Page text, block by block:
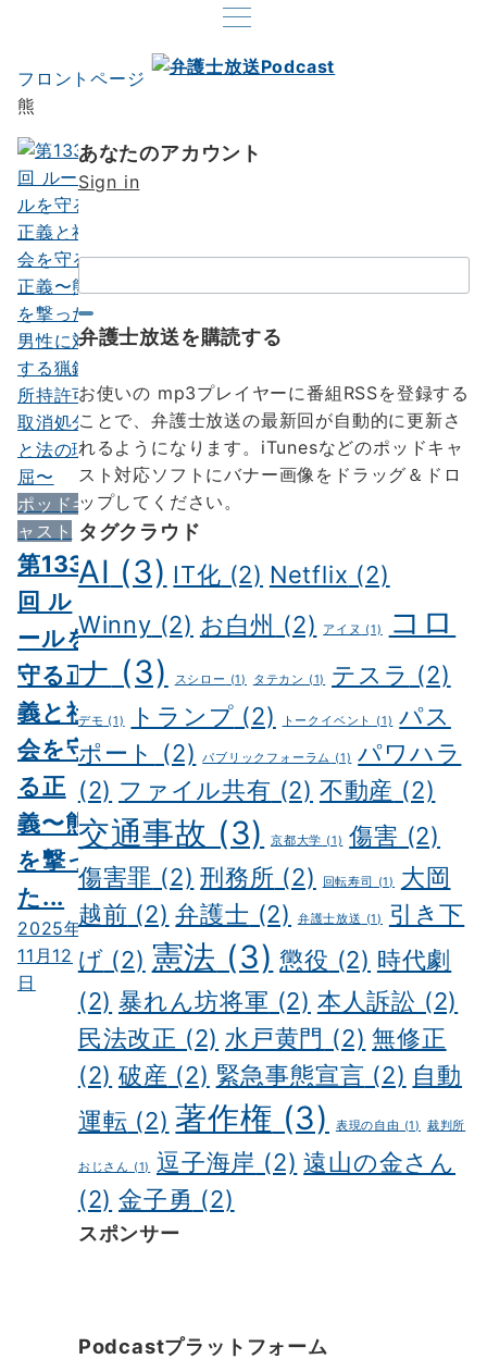
フロントページ
熊
ポッドキ
ャスト
第133
回 ル
ールを
守る正
義と社
会を守
る正
義〜熊
を撃っ
た...
2025年
11月12
日
あなたのアカウント
Sign in
検
索：
弁護士放送を購読する
お使いの mp3プレイヤーに番組RSSを登録する
ことで、弁護士放送の最新回が自動的に更新さ
れるようになります。iTunesなどのポッドキャ
スト対応ソフトにバナー画像をドラッグ＆ドロ
ップしてください。
タグクラウド
AI (3) IT化 (2) Netflix (2)
Winny (2) お白州 (2) アイヌ (1)
コロ
ナ (3) スシロー (1) タテカン (1) テスラ (2)
デモ (1) トランプ (2) トークイベント (1) パス
ポート
(2) パブリックフォーラム (1) パワハラ
(2) ファイル共有 (2) 不動産 (2)
交通事故 (3) 京都大学 (1) 傷害 (2)
傷害罪 (2) 刑務所 (2) 回転寿司 (1)
大岡
越前 (2) 弁護士 (2) 弁護士放送 (1)
引き下
げ (2) 憲法 (3) 懲役 (2) 時代劇
(2) 暴れん坊将軍 (2) 本人訴訟 (2)
民法改正 (2) 水戸黄門 (2) 無修正
(2) 破産 (2) 緊急事態宣言 (2) 自動
運転 (2) 著作権 (3) 表現の自由 (1) 裁判所
おじさん (1) 逗子海岸 (2) 遠山の金さん
(2) 金子勇 (2)
スポンサー
Podcastプラットフォーム